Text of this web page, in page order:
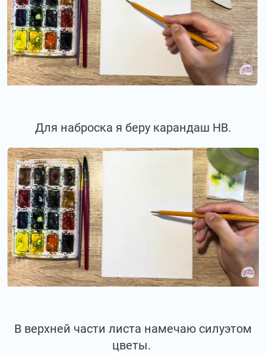
Для наброска я беру карандаш НВ.
В верхней части листа намечаю силуэтом
цветы.